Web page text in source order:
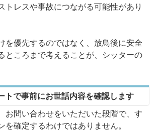
トレスや事故につながる可能性があり
を優先するのではなく、放鳥後に安全
ところまで考えることが、シッターの
トで事前にお世話内容を確認します
お問い合わせをいただいた段階で、す
を確定するわけではありません。